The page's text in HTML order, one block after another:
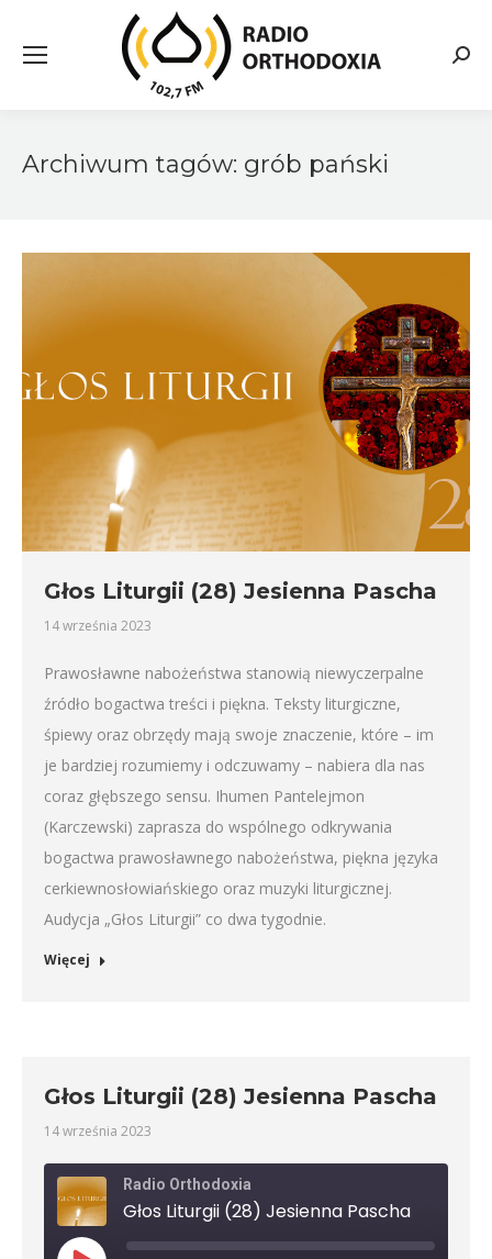
Archiwum tagów: grób pański
Głos Liturgii (28) Jesienna Pascha
14 września 2023
Prawosławne nabożeństwa stanowią niewyczerpalne
źródło bogactwa treści i piękna. Teksty liturgiczne,
śpiewy oraz obrzędy mają swoje znaczenie, które – im
je bardziej rozumiemy i odczuwamy – nabiera dla nas
coraz głębszego sensu. Ihumen Pantelejmon
(Karczewski) zaprasza do wspólnego odkrywania
bogactwa prawosławnego nabożeństwa, piękna języka
cerkiewnosłowiańskiego oraz muzyki liturgicznej.
Audycja „Głos Liturgii” co dwa tygodnie.
Więcej
Głos Liturgii (28) Jesienna Pascha
14 września 2023
Radio Orthodoxia
Głos Liturgii (28) Jesienna Pascha